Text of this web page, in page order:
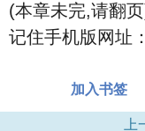
(本章未完,请翻
记住手机版网址
加入书签